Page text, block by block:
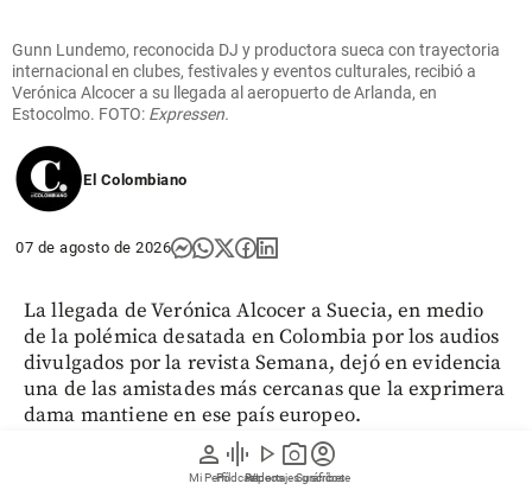
person
Mi Perfil
graphic_eq
Pódcast
play_arrow
Videos
photo_camera
Reportajes gráficos
account_circle
Suscríbete
Gunn Lundemo, reconocida DJ y productora sueca con trayectoria
internacional en clubes, festivales y eventos culturales, recibió a
Verónica Alcocer a su llegada al aeropuerto de Arlanda, en
Estocolmo. FOTO: Expressen.
El Colombiano
07 de agosto de 2026
La llegada de Verónica Alcocer a Suecia, en medio
de la polémica desatada en Colombia por los audios
divulgados por la revista Semana, dejó en evidencia
una de las amistades más cercanas que la exprimera
dama mantiene en ese país europeo.
Se trata de la DJ y productora sueca Gunn Lundemo.